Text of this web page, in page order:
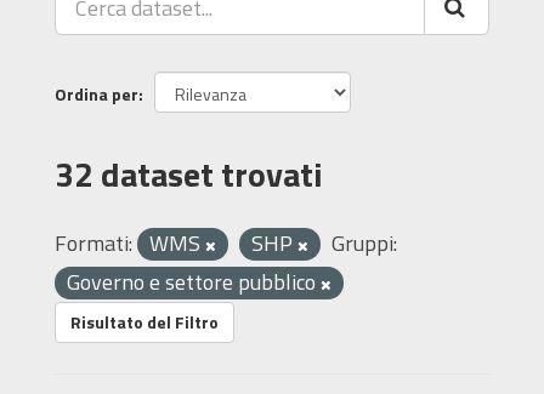
Ordina per
32 dataset trovati
Formati: WMS SHP
Gruppi:
Governo e settore pubblico
Risultato del Filtro